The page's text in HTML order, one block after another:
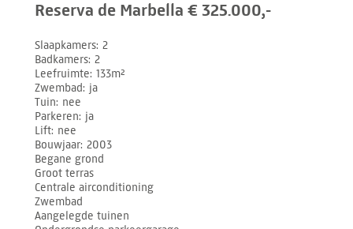
Reserva de Marbella € 325.000,-
Slaapkamers 2
Badkamers 2
Leefruimte 133m²
Zwembad ja
Tuin nee
Parkeren ja
Lift nee
Bouwjaar 2003
Begane grond
Groot terras
Centrale airconditioning
Zwembad
Aangelegde tuinen